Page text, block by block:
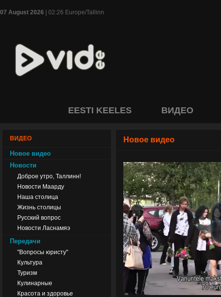
07 August 2026 | 02:26 Europe/Tallinn
EESTI KEELES ВИДЕО
ВИДЕО
Новое видео
Новости
Доброе утро, Таллинн!
Новости Маарду
Наша столица
Жизнь столицы
Русский вопрос
Новости Ласнамяэ
Передачи
"Вопросы юристу"
Культура
Туризм
Кулинарные
Красота и здоровье
Новое видео